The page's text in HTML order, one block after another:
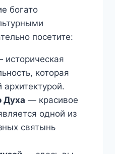
богато
посетите:
которая
архитектурой.
Духа — красивое
одной из
святынь